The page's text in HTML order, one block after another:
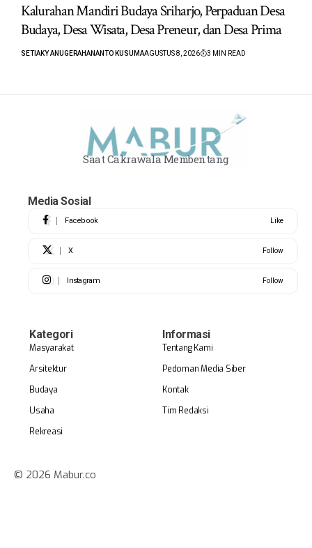
Kalurahan Mandiri Budaya Sriharjo, Perpaduan Desa
Budaya, Desa Wisata, Desa Preneur, dan Desa Prima
SETIAKY ANUGERAHANANTO KUSUMAAGUSTUS 8, 2026 3 MIN READ
Saat Cakrawala Membentang
Media Sosial
Facebook Like
X Follow
Instagram Follow
Kategori
Masyarakat
Arsitektur
Budaya
Usaha
Rekreasi
Informasi
Tentang Kami
Pedoman Media Siber
Kontak
Tim Redaksi
© 2026 Mabur.co